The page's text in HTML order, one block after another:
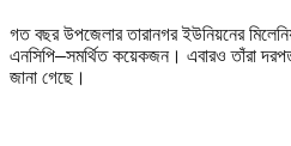
গত বছর উপজেলার তারানগর ইউনিয়নের
এনসিপি–সমর্থিত কয়েকজন। এবারও তাঁরা
জানা গেছে।